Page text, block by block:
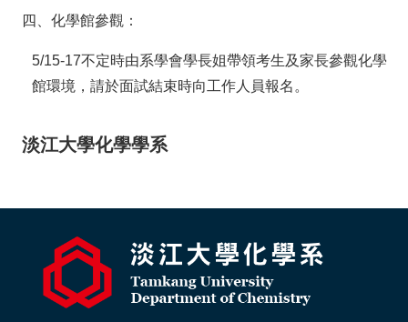
四、化學館參觀：
5/15-17不定時由系學會學長姐帶領考生及家長參觀化學
館環境，請於面試結束時向工作人員報名。
淡江大學化學學系